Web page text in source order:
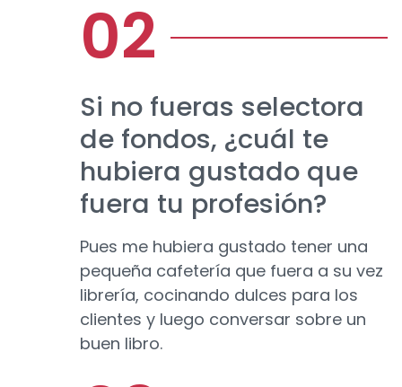
Si no fueras selectora
de fondos, ¿cuál te
hubiera gustado que
fuera tu profesión?
Pues me hubiera gustado tener una
pequeña cafetería que fuera a su vez
librería, cocinando dulces para los
clientes y luego conversar sobre un
buen libro.